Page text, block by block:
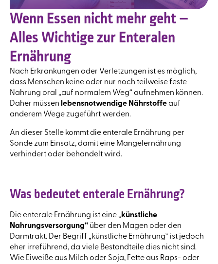
Wenn Essen nicht mehr geht –
Alles Wichtige zur Enteralen
Ernährung
Nach Erkrankungen oder Verletzungen ist es möglich,
dass Menschen keine oder nur noch teilweise feste
Nahrung oral „auf normalem Weg“ aufnehmen können.
Daher müssen lebensnotwendige Nährstoffeauf
anderem Wege zugeführt werden.
An dieser Stelle kommt die enterale Ernährung per
Sonde zum Einsatz, damit eine Mangelernährung
verhindert oder behandelt wird.
Was bedeutet enterale Ernährung?
Die enterale Ernährung ist eine „ künstliche
Nahrungsversorgung“ über den Magen oder den
Darmtrakt. Der Begriff „künstliche Ernährung“ ist jedoch
eher irreführend, da viele Bestandteile dies nicht sind.
Wie Eiweiße aus Milch oder Soja, Fette aus Raps- oder